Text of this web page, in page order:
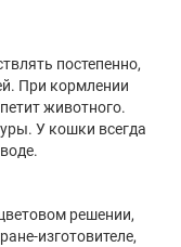
постепенно,
При кормлении
животного.
У кошки всегда
решении,
изготовителе,